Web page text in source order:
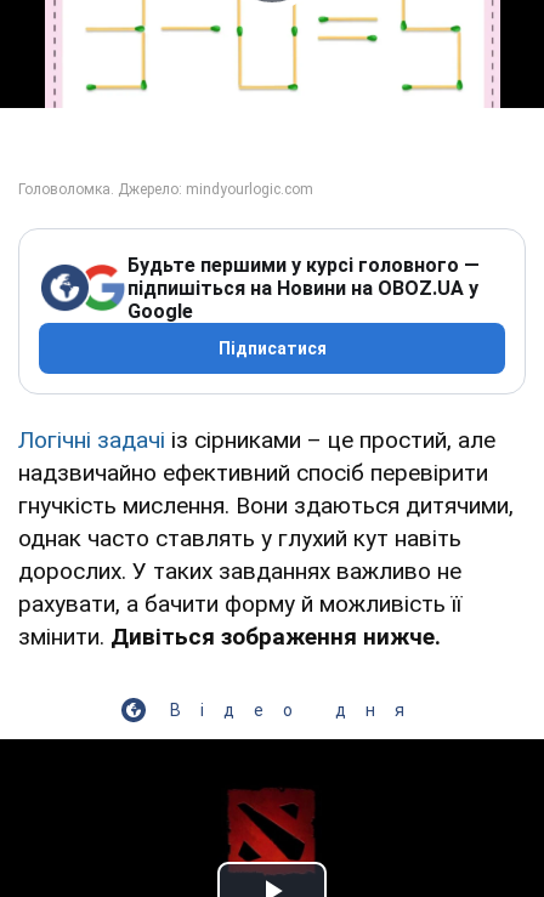
Будьте першими у курсі головного —
підпишіться на Новини на OBOZ.UA у
Google
Підписатися
Логічні задачі із сірниками – це простий, але
надзвичайно ефективний спосіб перевірити
гнучкість мислення. Вони здаються дитячими,
однак часто ставлять у глухий кут навіть
дорослих. У таких завданнях важливо не
рахувати, а бачити форму й можливість її
змінити. Дивіться зображення нижче.
Відео дня